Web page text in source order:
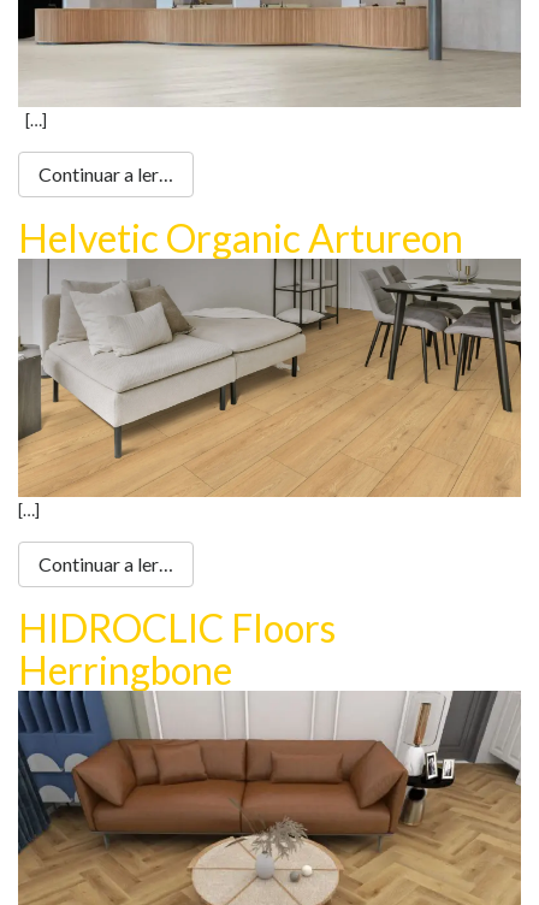
[…]
Continuar a ler…
Helvetic Organic Artureon
[…]
Continuar a ler…
HIDROCLIC Floors
Herringbone